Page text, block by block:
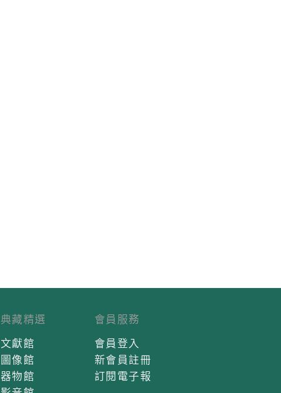
典藏精選
文獻館
圖像館
器物館
會員服務
會員登入
新會員註冊
訂閱電子報